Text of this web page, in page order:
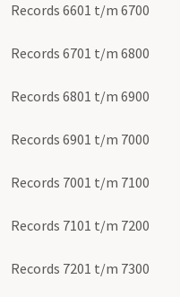
Records 6601 t/m 6700
Records 6701 t/m 6800
Records 6801 t/m 6900
Records 6901 t/m 7000
Records 7001 t/m 7100
Records 7101 t/m 7200
Records 7201 t/m 7300